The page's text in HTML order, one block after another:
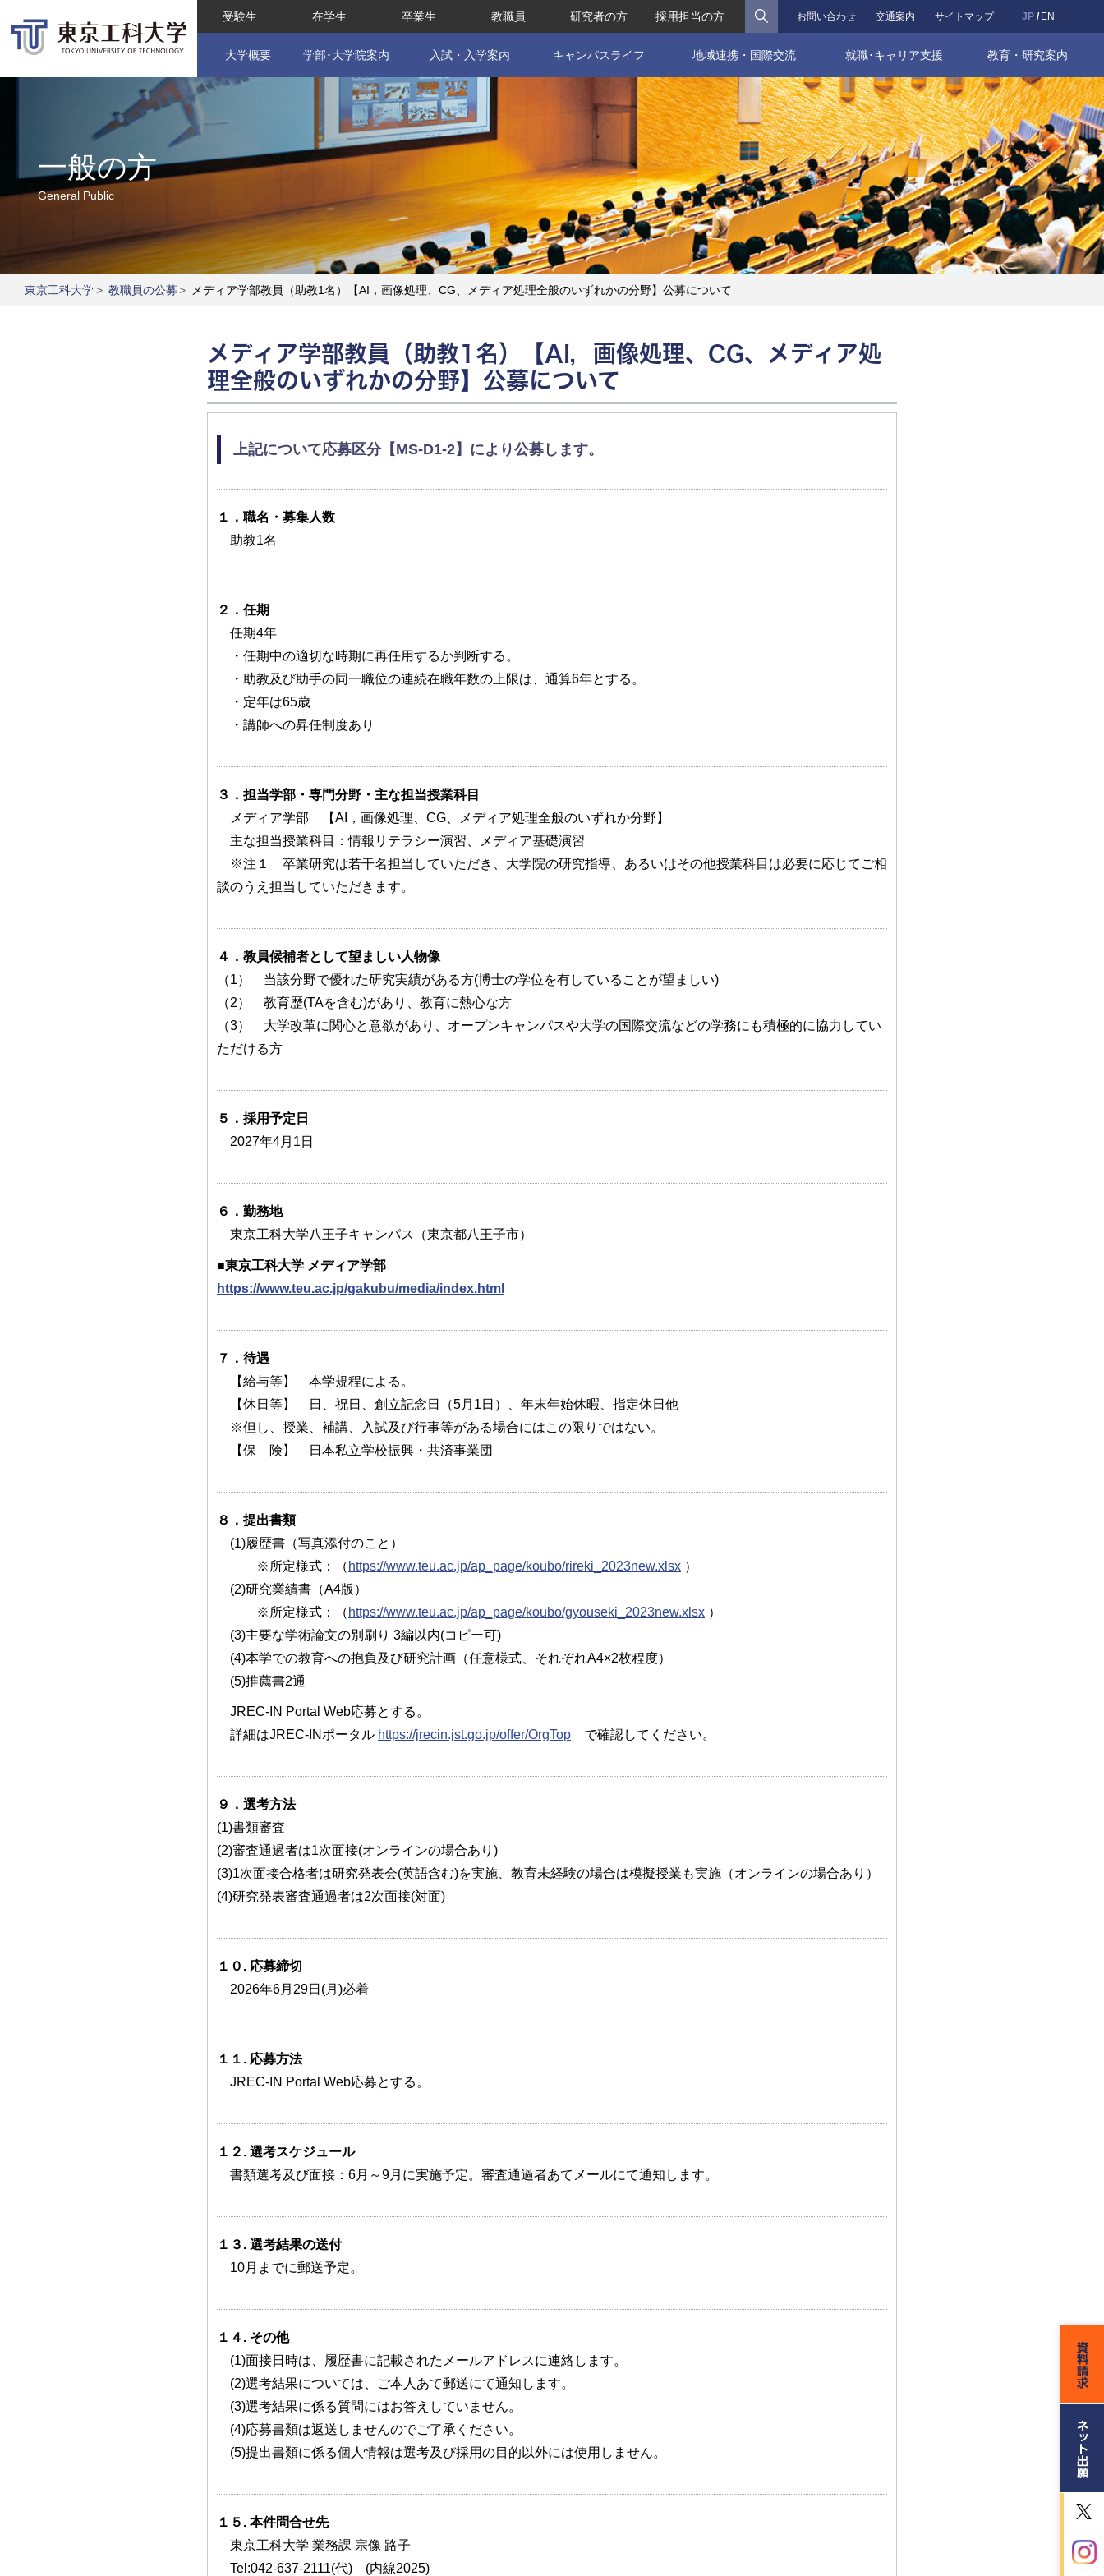
JP EN
お問い合わせ 交通案内 サイトマップ
受験生 在学生 卒業生 教職員 研究者の方 採用担当の方 検索
大学概要 学部･大学院案内 入試・入学案内 キャンパスライフ 地域連携・国際交流 就職･キャリア支援 教育・研究案内
一般の方
General Public
東京工科大学> 教職員の公募 > メディア学部教員（助教1名）【AI，画像処理、CG、メディア処理全般のいずれかの分野】公募について
メディア学部教員（助教1名）【AI，画像処理、CG、メディア処
理全般のいずれかの分野】公募について
上記について応募区分【MS-D1-2】により公募します。
１．職名・募集人数
助教1名
２．任期
任期4年
・任期中の適切な時期に再任用するか判断する。
・助教及び助手の同一職位の連続在職年数の上限は、通算6年とする。
・定年は65歳
・講師への昇任制度あり
３．担当学部・専門分野・主な担当授業科目
メディア学部 【AI，画像処理、CG、メディア処理全般のいずれか分野】
主な担当授業科目：情報リテラシー演習、メディア基礎演習
※注１ 卒業研究は若干名担当していただき、大学院の研究指導、あるいはその他授業科目は必要に応じてご相
談のうえ担当していただきます。
４．教員候補者として望ましい人物像
（1） 当該分野で優れた研究実績がある方(博士の学位を有していることが望ましい)
（2） 教育歴(TAを含む)があり、教育に熱心な方
（3） 大学改革に関心と意欲があり、オープンキャンパスや大学の国際交流などの学務にも積極的に協力してい
ただける方
５．採用予定日
2027年4月1日
６．勤務地
東京工科大学八王子キャンパス（東京都八王子市）
■東京工科大学 メディア学部
https://www.teu.ac.jp/gakubu/media/index.html
７．待遇
【給与等】 本学規程による。
【休日等】 日、祝日、創立記念日（5月1日）、年末年始休暇、指定休日他
※但し、授業、補講、入試及び行事等がある場合にはこの限りではない。
【保 険】 日本私立学校振興・共済事業団
８．提出書類
(1)履歴書（写真添付のこと）
※所定様式：（ https://www.teu.ac.jp/ap_page/koubo/rireki_2023new.xlsx ）
(2)研究業績書（A4版）
※所定様式：（ https://www.teu.ac.jp/ap_page/koubo/gyouseki_2023new.xlsx ）
(3)主要な学術論文の別刷り 3編以内(コピー可)
(4)本学での教育への抱負及び研究計画（任意様式、それぞれA4×2枚程度）
(5)推薦書2通
JREC-IN Portal Web応募とする。
詳細はJREC-INポータル https://jrecin.jst.go.jp/offer/OrgTop で確認してください。
９．選考方法
(1)書類審査
(2)審査通過者は1次面接(オンラインの場合あり)
(3)1次面接合格者は研究発表会(英語含む)を実施、教育未経験の場合は模擬授業も実施（オンラインの場合あり）
(4)研究発表審査通過者は2次面接(対面)
１０. 応募締切
2026年6月29日(月)必着
１１. 応募方法
JREC-IN Portal Web応募とする。
１２. 選考スケジュール
書類選考及び面接：6月～9月に実施予定。審査通過者あてメールにて通知します。
１３. 選考結果の送付
10月までに郵送予定。
１４. その他
(1)面接日時は、履歴書に記載されたメールアドレスに連絡します。
(2)選考結果については、ご本人あて郵送にて通知します。
(3)選考結果に係る質問にはお答えしていません。
(4)応募書類は返送しませんのでご了承ください。
(5)提出書類に係る個人情報は選考及び採用の目的以外には使用しません。
１５. 本件問合せ先
東京工科大学 業務課 宗像 路子
Tel:042-637-2111(代) (内線2025)